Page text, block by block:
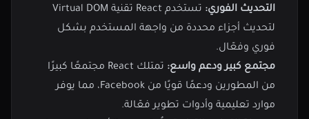
التحديث الفوري:
تستخدم React تقنية Virtual DOM
لتحديث أجزاء محددة من واجهة المستخدم بشكل
فوري وفعّال.
مجتمع كبير ودعم واسع:
تمتلك React مجتمعًا كبيرًا
من المطورين ودعمًا قويًا من Facebook، مما يوفر
موارد تعليمية وأدوات تطوير فعّالة.